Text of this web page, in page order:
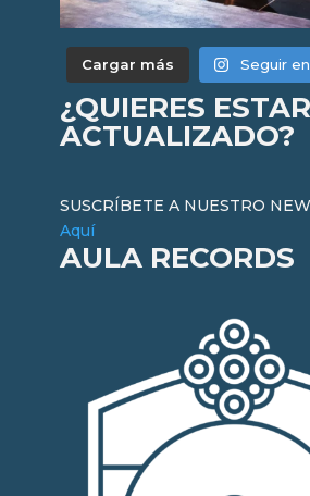
Cargar más Seguir
¿QUIERES ESTAR
ACTUALIZADO?
SUSCRÍBETE A NUESTRO
Aquí
AULA RECORDS